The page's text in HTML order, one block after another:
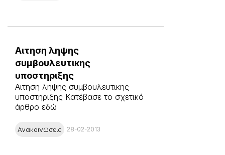
Αιτηση ληψης
συμβουλευτικης
υποστηριξης
Αιτηση ληψης συμβουλευτικης
υποστηριξης Κατέβασε το σχετικό
άρθρο εδώ
Ανακοινώσεις 28-02-2013